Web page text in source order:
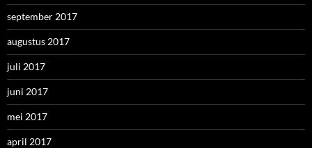
september 2017
augustus 2017
juli 2017
juni 2017
mei 2017
april 2017